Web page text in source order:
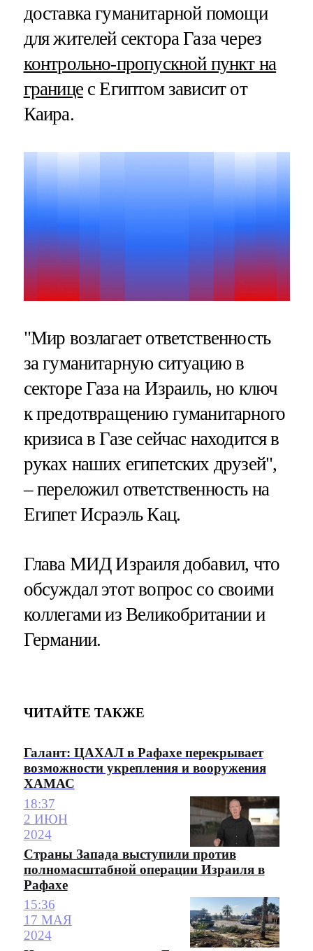
доставка гуманитарной помощи
для жителей сектора Газа через
контрольно-пропускной пункт на
границес Египтом зависит от
Каира.
"Мир возлагает ответственность
за гуманитарную ситуацию в
секторе Газа на Израиль, но ключ
к предотвращению гуманитарного
кризиса в Газе сейчас находится в
руках наших египетских друзей",
– переложил ответственность на
Египет Исраэль Кац.
Глава МИД Израиля добавил, что
обсуждал этот вопрос со своими
коллегами из Великобритании и
Германии.
ЧИТАЙТЕ ТАКЖЕ
Галант: ЦАХАЛ в Рафахе перекрывает
возможности укрепления и вооружения
ХАМАС
18:37
2 ИЮН
2024
Страны Запада выступили против
полномасштабной операции Израиля в
Рафахе
15:36
17 МАЯ
2024